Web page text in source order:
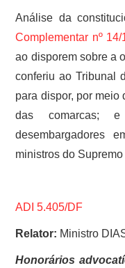
Análise da
Complementar nº
ao disporem sobre a
conferiu ao Tribunal
para dispor, por meio
das comarcas;
desembargadores
ministros do
ADI 5.405/DF
Relator: Ministro
Honorários